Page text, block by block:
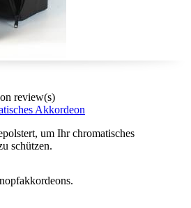
review(s)
Akkordeon
um Ihr chromatisches
schützen.